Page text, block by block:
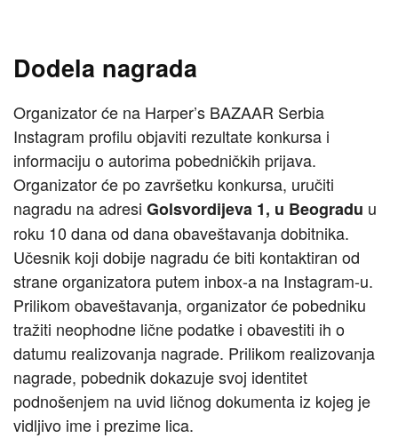
Dodela nagrada
Organizator će na Harper’s BAZAAR Serbia
Instagram profilu objaviti rezultate konkursa i
informaciju o autorima pobedničkih prijava.
Organizator će po završetku konkursa, uručiti
nagradu na adresi Golsvordijeva 1, u Beogradu u
roku 10 dana od dana obaveštavanja dobitnika.
Učesnik koji dobije nagradu će biti kontaktiran od
strane organizatora putem inbox-a na Instagram-u.
Prilikom obaveštavanja, organizator će pobedniku
tražiti neophodne lične podatke i obavestiti ih o
datumu realizovanja nagrade. Prilikom realizovanja
nagrade, pobednik dokazuje svoj identitet
podnošenjem na uvid ličnog dokumenta iz kojeg je
vidljivo ime i prezime lica.